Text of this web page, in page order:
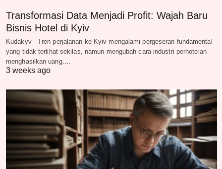
Transformasi Data Menjadi Profit: Wajah Baru
Bisnis Hotel di Kyiv
Kudakyv - Tren perjalanan ke Kyiv mengalami pergeseran fundamental
yang tidak terlihat sekilas, namun mengubah cara industri perhotelan
menghasilkan uang.…
3 weeks ago